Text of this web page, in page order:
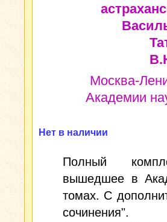
Москва-
Академии
Нет в наличии
Полный
вышедшее в
томах. С
сочинения".